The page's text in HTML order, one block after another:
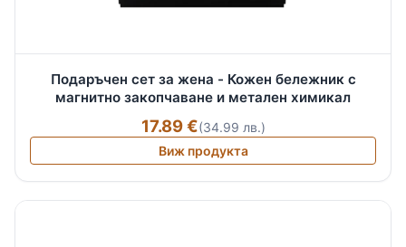
Подаръчен сет за жена - Кожен бележник с
магнитно закопчаване и метален химикал
17.89 €(34.99 лв.)
Виж продукта